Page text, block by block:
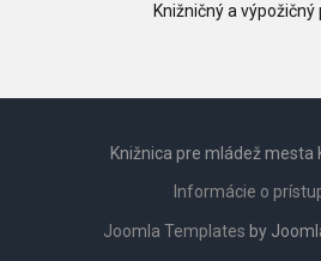
Knižničný a výpožičný
Knižnica pre mládež mesta
Informácie o
Joomla Templates by